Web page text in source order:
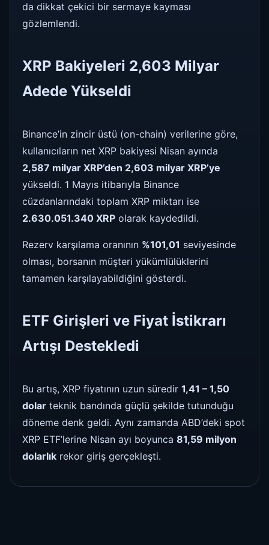
da dikkat çekici bir sermaye kayması
gözlemlendi.
XRP Bakiyeleri 2,603 Milyar
Adede Yükseldi
Binance’in zincir üstü (on-chain) verilerine göre,
kullanıcıların net XRP bakiyesi Nisan ayında
2,587 milyar XRP’den 2,603 milyar XRP’ye
yükseldi. 1 Mayıs itibarıyla Binance
cüzdanlarındaki toplam XRP miktarı ise
2.630.051.340 XRP olarak kaydedildi.
Rezerv karşılama oranının %101,01 seviyesinde
olması, borsanın müşteri yükümlülüklerini
tamamen karşılayabildiğini gösterdi.
ETF Girişleri ve Fiyat İstikrarı
Artışı Destekledi
Bu artış, XRP fiyatının uzun süredir 1,41 – 1,50
dolar teknik bandında güçlü şekilde tutunduğu
döneme denk geldi. Aynı zamanda ABD’deki spot
XRP ETF’lerine Nisan ayı boyunca 81,59 milyon
dolarlık rekor giriş gerçekleşti.